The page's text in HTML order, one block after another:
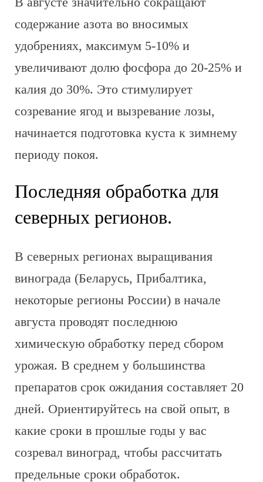
содержание азота во вносимых
удобрениях, максимум 5-10% и
увеличивают долю фосфора до 20-25% и
калия до 30%. Это стимулирует
созревание ягод и вызревание лозы,
начинается подготовка куста к зимнему
периоду покоя.
Последняя обработка для
северных регионов.
В северных регионах выращивания
винограда (Беларусь, Прибалтика,
некоторые регионы России) в начале
августа проводят последнюю
химическую обработку перед сбором
урожая. В среднем у большинства
препаратов срок ожидания составляет 20
дней. Ориентируйтесь на свой опыт, в
какие сроки в прошлые годы у вас
созревал виноград, чтобы рассчитать
предельные сроки обработок.